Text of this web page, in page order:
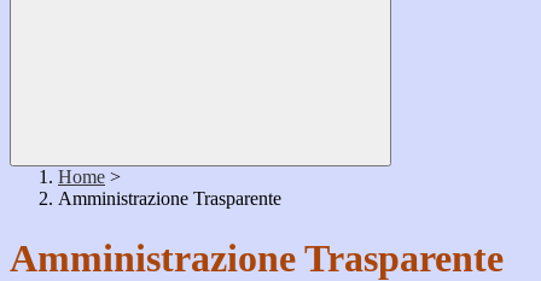
Home >
Amministrazione Trasparente
Amministrazione Trasparente